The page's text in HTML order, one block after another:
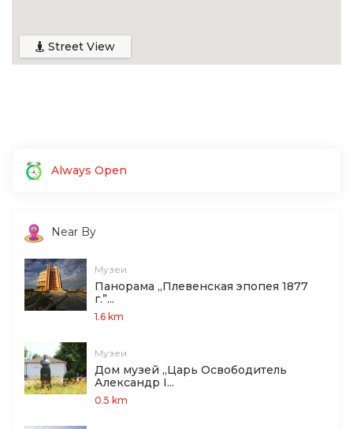
Street View
Always Open
Near By
Музеи
Панорама „Плевенская эпопея 1877
г.”...
1.6 km
Музеи
Дом музей „Царь Освободитель
Александр І...
0.5 km